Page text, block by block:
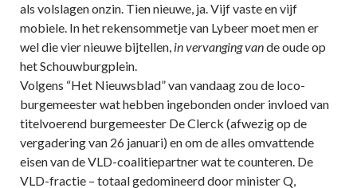
als volslagen onzin. Tien nieuwe, ja. Vijf vaste en vijf
mobiele. In het rekensommetje van Lybeer moet men er
wel die vier nieuwe bijtellen, in vervanging vande oude op
het Schouwburgplein.
Volgens “Het Nieuwsblad” van vandaag zou de loco-
burgemeester wat hebben ingebonden onder invloed van
titelvoerend burgemeester De Clerck (afwezig op de
vergadering van 26 januari) en om de alles omvattende
eisen van de VLD-coalitiepartner wat te counteren. De
VLD-fractie – totaal gedomineerd door minister Q,